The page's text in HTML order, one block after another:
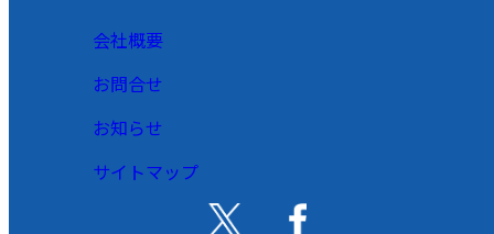
会社概要
お問合せ
お知らせ
サイトマップ